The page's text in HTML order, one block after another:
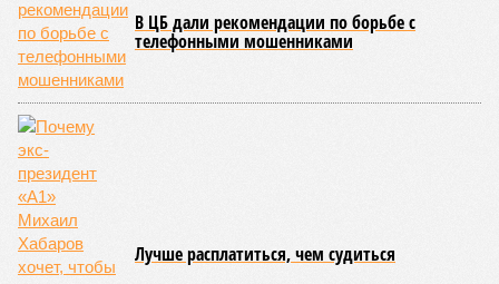
В нескольких станциях от уже сданного «Сказочного леса» пайщики ЖК
«Станция Л» продолжают ждать от компании Capital Group начала
реальной достройки (изображение сгенерировано ИИ)
Пока в Ярославском районе СВАО дольщики «Сказочного леса»
уже получают ключи – в мае 2026 года были получены
заключение о соответствии проектной документации и
разрешение на ввод жилищного комплекса в эксплуатацию –